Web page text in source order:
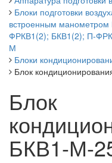
Блоки подготовки
встроенным
ФРКВ1(2); БКВ1(2); П-
М
Блоки
Блок
Блок
БКВ1-М-